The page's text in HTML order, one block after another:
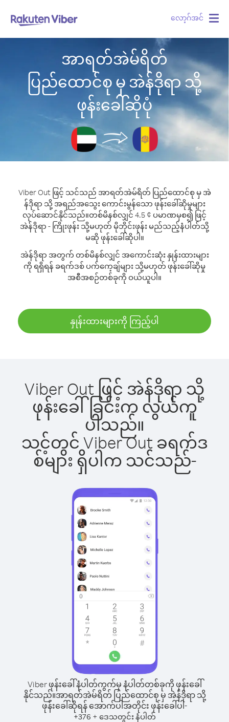
လော့ဂ်အင်
အာရတ်အဲမ်ရိတ်
ပြည်ထောင်စု မှ အဲန်ဒိုရာ သို့
ဖုန်းခေါ်ဆိုပုံ
Viber Out ဖြင့် သင်သည် အာရတ်အဲမ်ရိတ် ပြည်ထောင်စု မှ အဲ
န်ဒိုရာ သို့ အရည်အသွေး ကောင်းမွန်သော ဖုန်းခေါ်ဆိုမှုများ
လုပ်ဆောင်နိုင်သည်။တစ်မိနစ်လျှင် 4.5 ¢ ပမာဏမှစ၍ ဖြင့်
အဲန်ဒိုရာ - ကြိုးဖုန်း သို့မဟုတ် မိုဘိုင်းဖုန်း မည်သည့်နံပါတ်သို့
မဆို ဖုန်းခေါ်ဆိုပါ။
အဲန်ဒိုရာ အတွက် တစ်မိနစ်လျှင် အကောင်းဆုံး နှုန်းထားများ
ကို ရရှိရန် ခရက်ဒစ် ပက်ကေ့ချ်များ သို့မဟုတ် ဖုန်းခေါ်ဆိုမှု
အစီအစဉ်တစ်ခုကို ဝယ်ယူပါ။
နှုန်းထားများကို ကြည့်ပါ
Viber Out ဖြင့် အဲန်ဒိုရာ သို့
ဖုန်းခေါ်ခြင်းက လွယ်ကူ
ပါသည်။
သင့်တွင် Viber Out ခရက်ဒ
စ်များ ရှိပါက သင်သည်-
Viber ဖုန်းခေါ်နံပါတ်ကွက်မှ နံပါတ်တစ်ခုကို ဖုန်းခေါ်
နိုင်သည်။အာရတ်အဲမ်ရိတ် ပြည်ထောင်စု မှ အဲန်ဒိုရာ သို့
ဖုန်းခေါ်ဆိုရန် အောက်ပါအတိုင်း ဖုန်းခေါ်ပါ-
+376 + ဒေသတွင်း နံပါတ်